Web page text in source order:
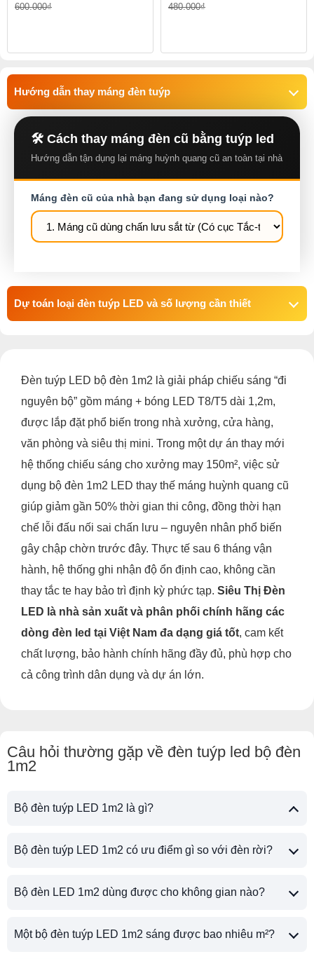
600.000₫ 480.000₫
Hướng dẫn thay máng đèn tuýp
🛠️ Cách thay máng đèn cũ bằng tuýp led
Hướng dẫn tận dụng lại máng huỳnh quang cũ an toàn tại nhà
Máng đèn cũ của nhà bạn đang sử dụng loại nào?
Dự toán loại đèn tuýp LED và số lượng cần thiết
Đèn tuýp LED bộ đèn 1m2 là giải pháp chiếu sáng “đi
nguyên bộ” gồm máng + bóng LED T8/T5 dài 1,2m,
được lắp đặt phổ biến trong nhà xưởng, cửa hàng,
văn phòng và siêu thị mini. Trong một dự án thay mới
hệ thống chiếu sáng cho xưởng may 150m², việc sử
dụng bộ đèn 1m2 LED thay thế máng huỳnh quang cũ
giúp giảm gần 50% thời gian thi công, đồng thời hạn
chế lỗi đấu nối sai chấn lưu – nguyên nhân phổ biến
gây chập chờn trước đây. Thực tế sau 6 tháng vận
hành, hệ thống ghi nhận độ ổn định cao, không cần
thay tắc te hay bảo trì định kỳ phức tạp. Siêu Thị Đèn
LED là nhà sản xuất và phân phối chính hãng các
dòng đèn led tại Việt Nam đa dạng giá tốt, cam kết
chất lượng, bảo hành chính hãng đầy đủ, phù hợp cho
cả công trình dân dụng và dự án lớn.
Câu hỏi thường gặp về đèn tuýp led bộ đèn
1m2
Bộ đèn tuýp LED 1m2 là gì?
Bộ đèn tuýp LED 1m2 có ưu điểm gì so với đèn rời?
Bộ đèn LED 1m2 dùng được cho không gian nào?
Một bộ đèn tuýp LED 1m2 sáng được bao nhiêu m²?